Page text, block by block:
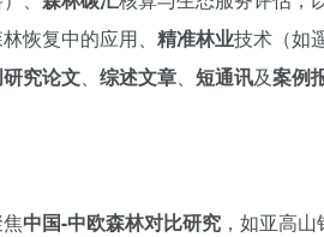
恢复中的应用、 精准林业技术（如
究论文、 综述文章、 短通讯及案例
中国-中欧森林对比研究 ，如亚高